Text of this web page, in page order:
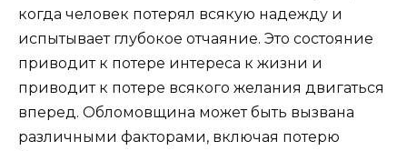
когда человек потерял всякую надежду и
испытывает глубокое отчаяние. Это состояние
приводит к потере интереса к жизни и
приводит к потере всякого желания двигаться
вперед. Обломовщина может быть вызвана
различными факторами, включая потерю